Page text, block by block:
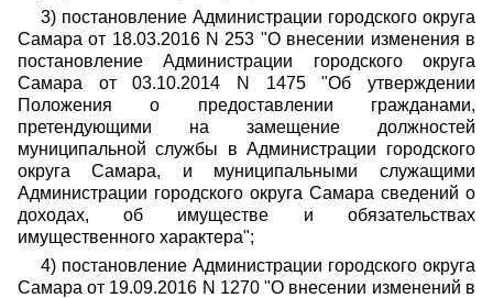
3) постановление Администрации городского округа
Самара от 18.03.2016 N 253 "О внесении изменения в
постановление Администрации городского округа
Самара от 03.10.2014 N 1475 "Об утверждении
Положения о предоставлении гражданами,
претендующими на замещение должностей
муниципальной службы в Администрации городского
округа Самара, и муниципальными служащими
Администрации городского округа Самара сведений о
доходах, об имуществе и обязательствах
имущественного характера";
4) постановление Администрации городского округа
Самара от 19.09.2016 N 1270 "О внесении изменений в